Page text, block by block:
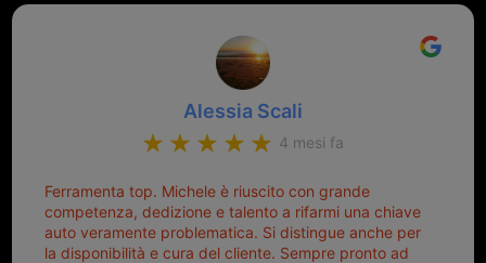
lo consiglio a chiunque debba duplicare una chiave
un punto di riferimento per situazioni di questo tipo
Alessia Scali
4 mesi fa
Ferramenta top. Michele è riuscito con grande
competenza, dedizione e talento a rifarmi una chiave
auto veramente problematica. Si distingue anche per
la disponibilità e cura del cliente. Sempre pronto ad